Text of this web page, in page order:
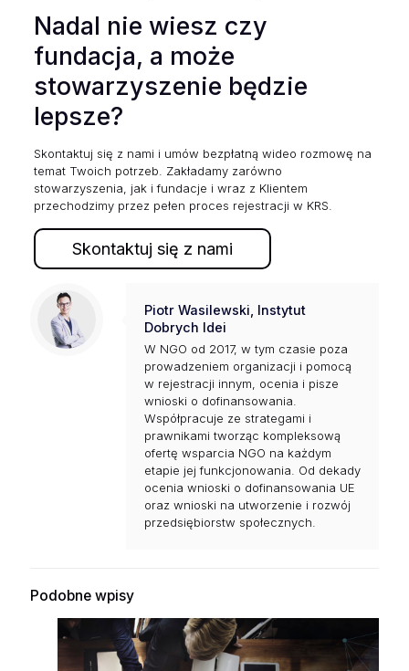
Nadal nie wiesz czy
fundacja, a może
stowarzyszenie będzie
lepsze?
Skontaktuj się z nami i umów bezpłatną wideo rozmowę na
temat Twoich potrzeb. Zakładamy zarówno
stowarzyszenia, jak i fundacje i wraz z Klientem
przechodzimy przez pełen proces rejestracji w KRS.
Skontaktuj się z nami
Piotr Wasilewski, Instytut
Dobrych Idei
W NGO od 2017, w tym czasie poza
prowadzeniem organizacji i pomocą
w rejestracji innym, ocenia i pisze
wnioski o dofinansowania.
Współpracuje ze strategami i
prawnikami tworząc kompleksową
ofertę wsparcia NGO na każdym
etapie jej funkcjonowania. Od dekady
ocenia wnioski o dofinansowania UE
oraz wnioski na utworzenie i rozwój
przedsiębiorstw społecznych.
Podobne wpisy